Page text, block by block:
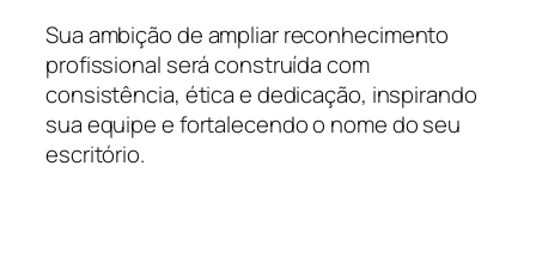
Sua ambição de ampliar reconhecimento
profissional será construída com
consistência, ética e dedicação, inspirando
sua equipe e fortalecendo o nome do seu
escritório.